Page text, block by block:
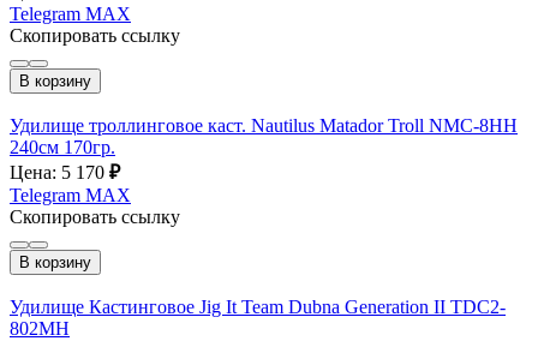
Telegram MAX
Скопировать ссылку
В корзину
Удилище троллинговое каст. Nautilus Matador Troll NMС-8HH
240см 170гр.
Цена: 5 170 ₽
Telegram MAX
Скопировать ссылку
В корзину
Удилище Кастинговое Jig It Team Dubna Generation II TDC2-
802MH